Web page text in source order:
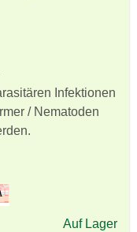
Infektionen
/ Nematoden
Auf Lager